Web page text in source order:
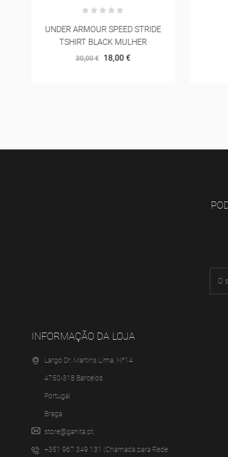
UNDER ARMOUR SPEED STRIDE
TSHIRT BLACK MULHER
30,00 € 18,00 €
INFORMAÇÃO DA LOJA
Largo Dr. Martins Lima, Nº14
4750-318 Barcelos
Portugal
Braga
store@ganita.pt
+351 967 349 131 (Chamada para Rede